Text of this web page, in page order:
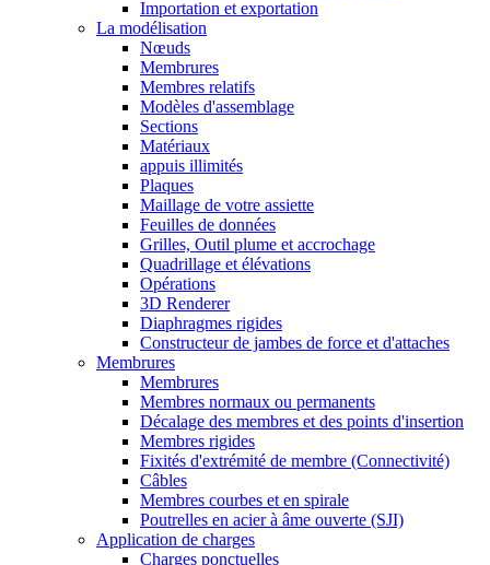
Importation et exportation
La modélisation
Nœuds
Membrures
Membres relatifs
Modèles d'assemblage
Sections
Matériaux
appuis illimités
Plaques
Maillage de votre assiette
Feuilles de données
Grilles, Outil plume et accrochage
Quadrillage et élévations
Opérations
3D Renderer
Diaphragmes rigides
Constructeur de jambes de force et d'attaches
Membrures
Membrures
Membres normaux ou permanents
Décalage des membres et des points d'insertion
Membres rigides
Fixités d'extrémité de membre (Connectivité)
Câbles
Membres courbes et en spirale
Poutrelles en acier à âme ouverte (SJI)
Application de charges
Charges ponctuelles